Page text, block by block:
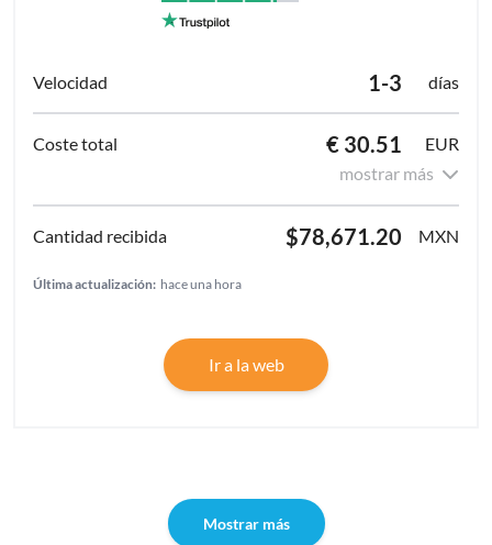
1-3 días
€ 30.51
EUR
mostrar más
$78,671.20 MXN
Última actualización: hace una hora
Ir a la web
Mostrar más